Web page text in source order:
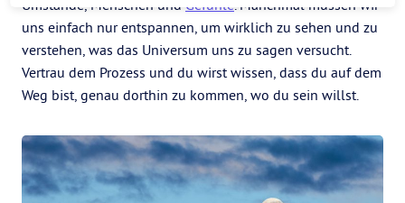
Umstände, Menschen und Gefühle. Manchmal müssen wir
uns einfach nur entspannen, um wirklich zu sehen und zu
verstehen, was das Universum uns zu sagen versucht.
Vertrau dem Prozess und du wirst wissen, dass du auf dem
Weg bist, genau dorthin zu kommen, wo du sein willst.